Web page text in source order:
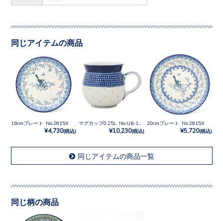
同じアイテムの商品
16cmプレート No.2815X
¥4,730(税込) ¥10,230(税込)
20cmプレート No.2815X
¥5,720(税込)
同じアイテムの商品一覧
同じ柄の商品